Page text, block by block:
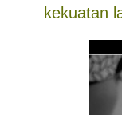
kekuatan